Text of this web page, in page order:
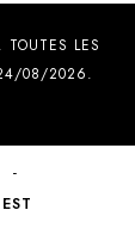
LES
24/08/2026.